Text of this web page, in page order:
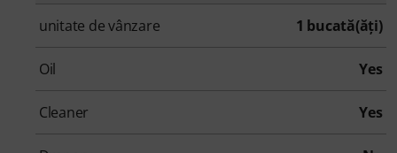
unitate de vânzare 1 bucată(ăţi)
Oil Yes
Cleaner Yes